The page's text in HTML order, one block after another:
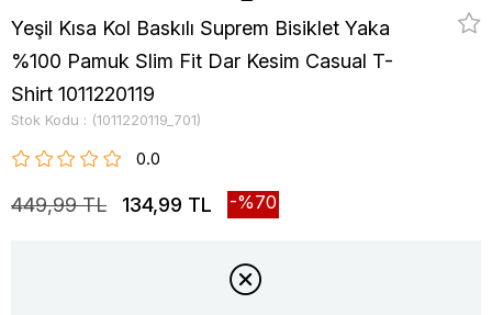
Yeşil Kısa Kol Baskılı Suprem Bisiklet Yaka
%100 Pamuk Slim Fit Dar Kesim Casual T-
Shirt 1011220119
Stok Kodu (1011220119_701)
0.0
449,99 TL 134,99 TL 70